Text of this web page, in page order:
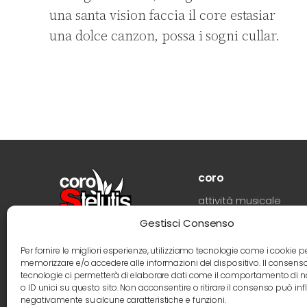
Gestisci Consenso
Per fornire le migliori esperienze, utilizziamo tecnologie come i cookie
memorizzare e/o accedere alle informazioni del dispositivo. Il
tecnologie ci permetterà di elaborare dati come il comportamento di
o ID unici su questo sito. Non acconsentire o ritirare il consenso può
negativamente su alcune caratteristiche e funzioni.
una santa vision faccia il core estasiar
una dolce canzon, possa i sogni cullar.
coro
attività musicale
storia
direttore
coristi
foto